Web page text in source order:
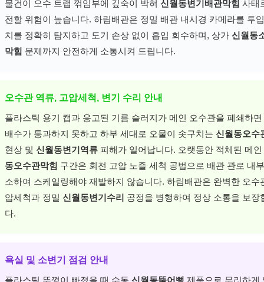
물건이 오수 트랩 꺾임부에 깊숙이 박혀 신월동변기배관막힘 사태
전할 위험이 높습니다. 하림배관은 정밀 배관 내시경 카메라를 투
치를 정확히 탐지하고 도기 손상 없이 흡입 회수하며, 상가 신월동
막힘 문제까지 안전하게 소통시켜 드립니다.
오수관 역류, 고압세척, 변기 수리 안내
플라스틱 용기 캡과 응고된 기름 슬러지가 메인 오수관을 폐쇄하면
배수가 통과하지 못하고 하부 세대로 오물이 솟구치는 신월동오수
현상 및 신월동변기역류피해가 일어납니다. 오랫동안 적체된 메인
동오수관막힘 구간은 회전 고압 노즐 세척 공법으로 배관 관로 내
소하여 스케일링해야 재발하지 않습니다. 하림배관은 완벽한 오수
압세척과 정밀 신월동변기수리 공정을 병행하여 정상 소통을 보장
다.
욕실 및 소변기 점검 안내